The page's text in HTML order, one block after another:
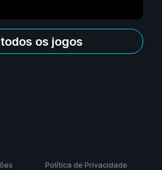
os jogos
Política de Privacidade